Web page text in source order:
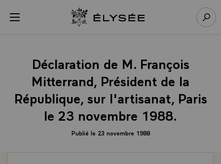
menu Retour à l’accueil Élysée
Déclaration de M. François
Mitterrand, Président de la
République, sur l'artisanat, Paris
le 23 novembre 1988.
Publié le 23 novembre 1988
Panneau de gestion des cookies